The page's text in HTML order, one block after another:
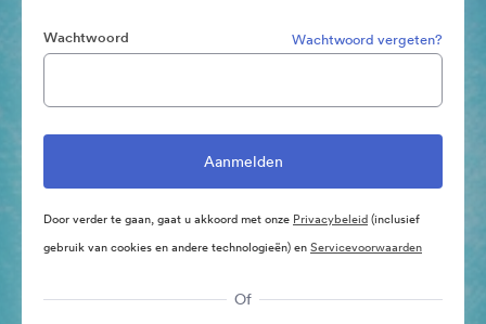
Wachtwoord Wachtwoord vergeten?
Door verder te gaan, gaat u akkoord met onze Privacybeleid(inclusief
gebruik van cookies en andere technologieën) enServicevoorwaarden
Of